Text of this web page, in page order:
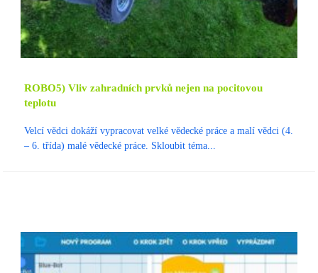
ROBO5) Vliv zahradních prvků nejen na pocitovou
teplotu
Velcí vědci dokáží vypracovat velké vědecké práce a malí vědci (4.
– 6. třída) malé vědecké práce. Skloubit téma...